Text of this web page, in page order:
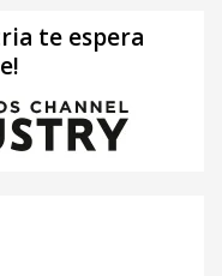
te espera